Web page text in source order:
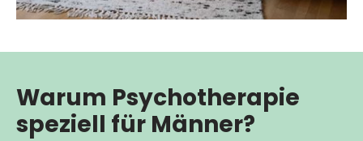
Warum Psychotherapie
speziell für Männer?